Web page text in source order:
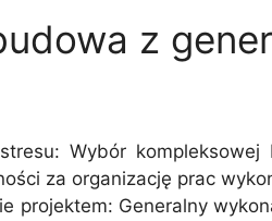
z
Wybór
za organizację prac
projektem: Generalny